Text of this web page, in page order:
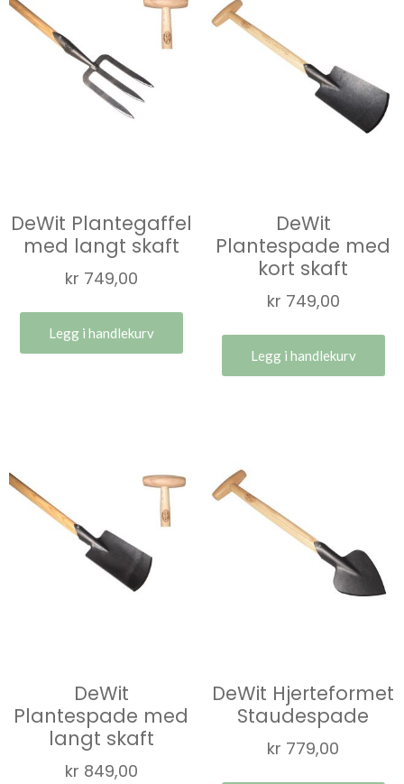
DeWit Plantegaffel
med langt skaft
kr 749,00
Legg i handlekurv
DeWit
Plantespade med
kort skaft
kr 749,00
Legg i handlekurv
DeWit
Plantespade med
langt skaft
kr 849,00
DeWit Hjerteformet
Staudespade
kr 779,00